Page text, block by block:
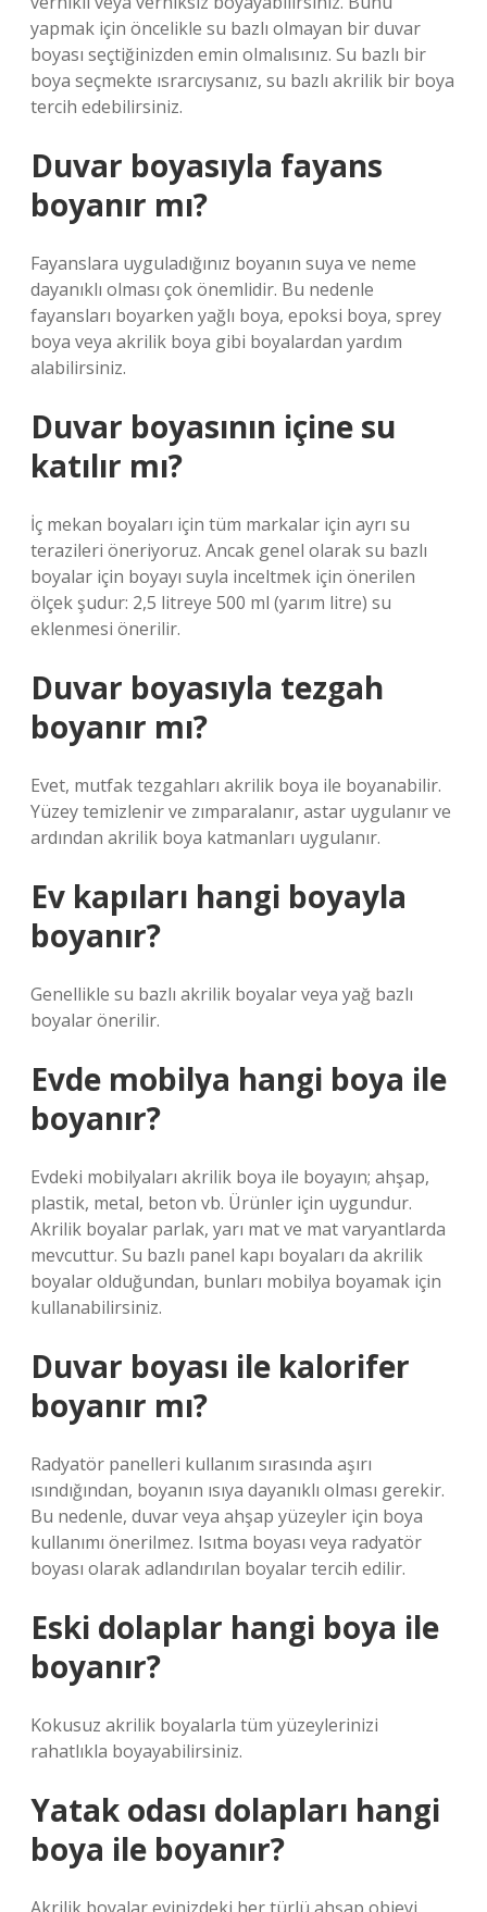
yapmak için öncelikle su bazlı olmayan bir duvar
boyası seçtiğinizden emin olmalısınız. Su bazlı bir
boya seçmekte ısrarcıysanız, su bazlı akrilik bir boya
tercih edebilirsiniz.
Duvar boyasıyla fayans
boyanır mı?
Fayanslara uyguladığınız boyanın suya ve neme
dayanıklı olması çok önemlidir. Bu nedenle
fayansları boyarken yağlı boya, epoksi boya, sprey
boya veya akrilik boya gibi boyalardan yardım
alabilirsiniz.
Duvar boyasının içine su
katılır mı?
İç mekan boyaları için tüm markalar için ayrı su
terazileri öneriyoruz. Ancak genel olarak su bazlı
boyalar için boyayı suyla inceltmek için önerilen
ölçek şudur: 2,5 litreye 500 ml (yarım litre) su
eklenmesi önerilir.
Duvar boyasıyla tezgah
boyanır mı?
Evet, mutfak tezgahları akrilik boya ile boyanabilir.
Yüzey temizlenir ve zımparalanır, astar uygulanır ve
ardından akrilik boya katmanları uygulanır.
Ev kapıları hangi boyayla
boyanır?
Genellikle su bazlı akrilik boyalar veya yağ bazlı
boyalar önerilir.
Evde mobilya hangi boya ile
boyanır?
Evdeki mobilyaları akrilik boya ile boyayın; ahşap,
plastik, metal, beton vb. Ürünler için uygundur.
Akrilik boyalar parlak, yarı mat ve mat varyantlarda
mevcuttur. Su bazlı panel kapı boyaları da akrilik
boyalar olduğundan, bunları mobilya boyamak için
kullanabilirsiniz.
Duvar boyası ile kalorifer
boyanır mı?
Radyatör panelleri kullanım sırasında aşırı
ısındığından, boyanın ısıya dayanıklı olması gerekir.
Bu nedenle, duvar veya ahşap yüzeyler için boya
kullanımı önerilmez. Isıtma boyası veya radyatör
boyası olarak adlandırılan boyalar tercih edilir.
Eski dolaplar hangi boya ile
boyanır?
Kokusuz akrilik boyalarla tüm yüzeylerinizi
rahatlıkla boyayabilirsiniz.
Yatak odası dolapları hangi
boya ile boyanır?